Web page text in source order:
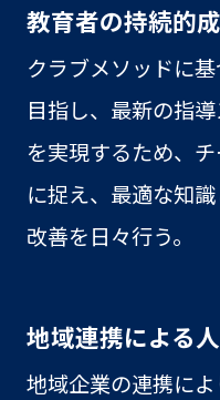
教育者の持続的
クラブメソッドに
目指し、最新の指
を実現するため、
に捉え、最適な知
改善を日々行う。
地域連携による
地域企業の連携によ